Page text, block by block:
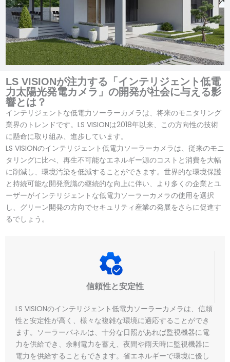
LS VISIONが注力する「インテリジェント低電
力太陽光発電カメラ」の開発が社会に与える影
響とは？
インテリジェントな低電力ソーラーカメラは、将来のモニタリング
業界のトレンドです。LS VISIONは2018年以来、この方向性の技術
に懸命に取り組み、進歩しています。
LS VISIONのインテリジェント低電力ソーラーカメラは、従来のモニ
タリングに比べ、再生不可能なエネルギー源のコストと消費を大幅
に削減し、環境汚染を低減することができます。世界的な環境保護
と持続可能な開発意識の継続的な向上に伴い、より多くの企業とユ
ーザーがインテリジェントな低電力ソーラーカメラの使用を選択
し、グリーン開発の方向でセキュリティ産業の発展をさらに促進す
るでしょう。
信頼性と安定性
LS VISIONのインテリジェント低電力ソーラーカメラは、信頼
性と安定性が高く、様々な複雑な環境に適応することができ
ます。ソーラーパネルは、十分な日照があれば監視機器に電
力を供給でき、余剰電力を蓄え、夜間や雨天時に監視機器に
電力を供給することもできます。省エネルギーで環境に優し